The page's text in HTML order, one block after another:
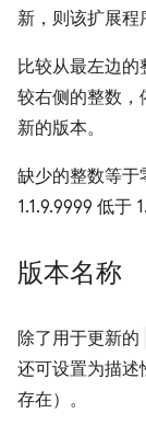
新，则该扩展程
比较从最左边
较右侧的整数，
新的版本。
缺少的整数等于
1.1.9.9999 低于
版本名称
除了用于更新的
还可设置为描述
存在）。